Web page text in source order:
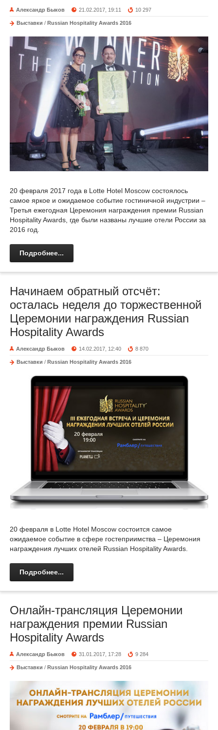
Александр Быков 21.02.2017, 19:11 10 297
Выставки / Russian Hospitality Awards 2016
20 февраля 2017 года в Lotte Hotel Moscow состоялось
самое яркое и ожидаемое событие гостиничной индустрии –
Третья ежегодная Церемония награждения премии Russian
Hospitality Awards, где были названы лучшие отели России за
2016 год.
Подробнее...
Начинаем обратный отсчёт:
осталась неделя до торжественной
Церемонии награждения Russian
Hospitality Awards
Александр Быков 14.02.2017, 12:40 8 870
Выставки / Russian Hospitality Awards 2016
20 февраля в Lotte Hotel Moscow состоится самое
ожидаемое событие в сфере гостеприимства – Церемония
награждения лучших отелей Russian Hospitality Awards.
Подробнее...
Онлайн-трансляция Церемонии
награждения премии Russian
Hospitality Awards
Александр Быков 31.01.2017, 17:28 9 284
Выставки / Russian Hospitality Awards 2016